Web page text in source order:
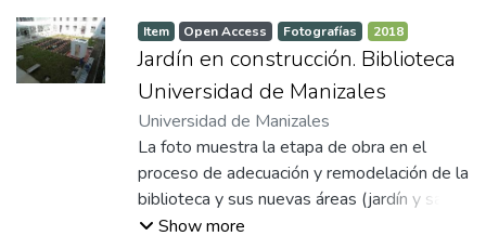
dirige por el sendero peatonal que rodea el
jardín. A la derecha de la imagen se
encuentra una pequeña estructura tipo
caseta-cocineta dando una perspectiva
moderna a la nueva construcción y la cual se
destina para almacenar y preparar las
infusiones de aromáticas.
Item Open Access Fotografías 2018
Jardín en construcción. Biblioteca
Universidad de Manizales
Universidad de Manizales
La foto muestra la etapa de obra en el
proceso de adecuación y remodelación de la
biblioteca y sus nuevas áreas (jardín y salas
para ciencias de la salud). Se observan
Show more